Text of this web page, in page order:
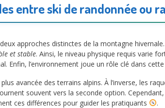
entre ski de randonnée ou
approches distinctes de la montagne
et stable. Ainsi, le niveau physique requis varie
Enfin, l’environnement joue un rôle clé dans
avancée des terrains alpins. À l’inverse, les
souvent vers la seconde option.
ces différences pour guider les pratiquants
.